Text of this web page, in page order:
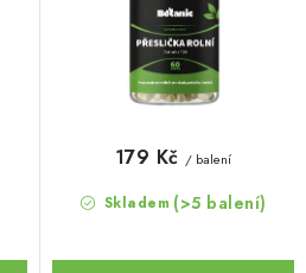
Skladem (>5 balení)
179 Kč / balení